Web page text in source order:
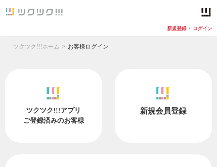
新規登録 / ログイン
ツクツク!!!ホーム お客様ログイン
ツクツク!!!アプリ
ご登録済みのお客様
新規会員登録